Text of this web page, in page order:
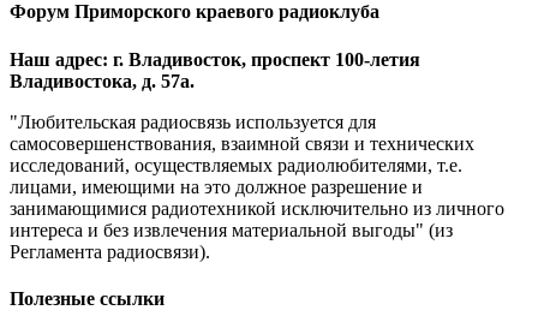
Форум Приморского краевого радиоклуба
Наш адрес: г. Владивосток, проспект 100-летия
Владивостока, д. 57а.
"Любительская радиосвязь используется для
самосовершенствования, взаимной связи и технических
исследований, осуществляемых радиолюбителями, т.е.
лицами, имеющими на это должное разрешение и
занимающимися радиотехникой исключительно из личного
интереса и без извлечения материальной выгоды" (из
Регламента радиосвязи).
Полезные ссылки